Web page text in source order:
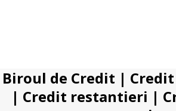
Biroul de Credit |
| Credit restantieri |